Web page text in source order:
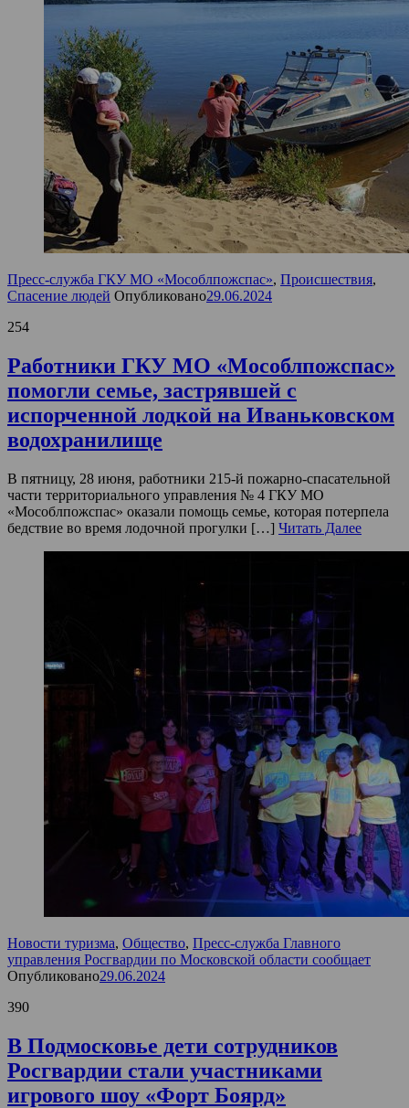
Пресс-служба ГКУ МО «Мособлпожспас», Происшествия,
Спасение людей Опубликовано29.06.2024
254
Работники ГКУ МО «Мособлпожспас»
помогли семье, застрявшей с
испорченной лодкой на Иваньковском
водохранилище
В пятницу, 28 июня, работники 215-й пожарно-спасательной
части территориального управления № 4 ГКУ МО
«Мособлпожспас» оказали помощь семье, которая потерпела
бедствие во время лодочной прогулки […] Читать Далее
Новости туризма, Общество, Пресс-служба Главного
управления Росгвардии по Московской области сообщает
Опубликовано29.06.2024
390
В Подмосковье дети сотрудников
Росгвардии стали участниками
игрового шоу «Форт Боярд»